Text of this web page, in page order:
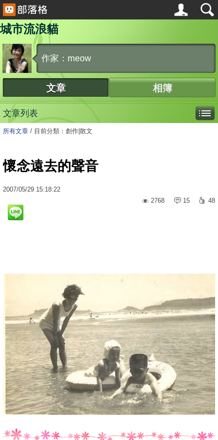
城市流浪貓
作家：meow
文章 相簿
文章列表
所有文章 / 目前分類：創作|散文
懷念遠去的聲音
2007/05/29 15:18:22
2768
15 48